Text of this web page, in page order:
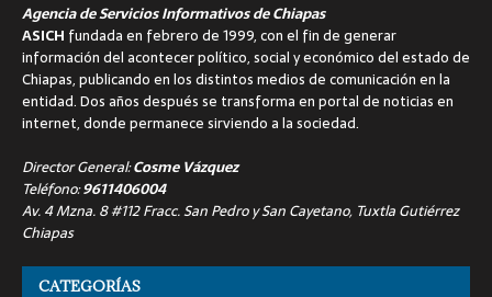
Agencia de Servicios Informativos de Chiapas
ASICH fundada en febrero de 1999, con el fin de generar
información del acontecer político, social y económico del estado de
Chiapas, publicando en los distintos medios de comunicación en la
entidad. Dos años después se transforma en portal de noticias en
internet, donde permanece sirviendo a la sociedad.
Director General:Cosme Vázquez
Teléfono:9611406004
Av. 4 Mzna. 8 #112 Fracc. San Pedro y San Cayetano, Tuxtla Gutiérrez
Chiapas
CATEGORÍAS